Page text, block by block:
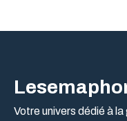
Votre univers dédié à